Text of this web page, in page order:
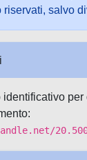
riservati, salvo